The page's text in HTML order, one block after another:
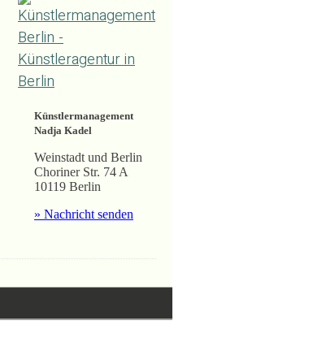
Künstlermanagement
Nadja Kadel
Weinstadt und Berlin
Choriner Str. 74 A
10119 Berlin
» Nachricht senden